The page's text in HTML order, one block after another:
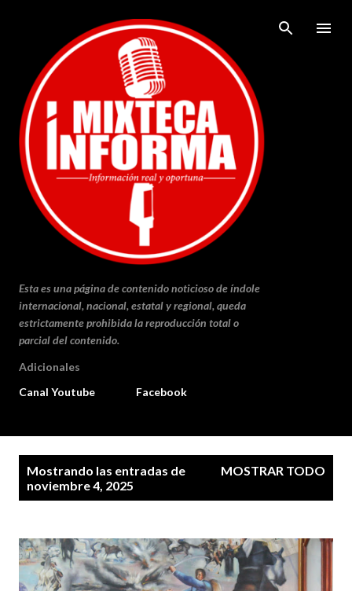
Ir al contenido principal
Esta es una página de contenido noticioso de índole
internacional, nacional, estatal y regional, queda
estrictamente prohibida la reproducción total o
parcial del contenido.
Adicionales
Canal Youtube
Facebook
Mostrando las entradas de
noviembre 4, 2025
MOSTRAR TODO